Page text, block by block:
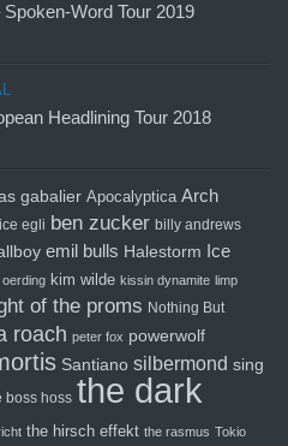
Word Tour 2019
Headlining Tour 2018
gabalier Apocalyptica Arch
egli ben zucker billy andrews
emil bulls Halestorm Ice
kim wilde kissin dynamite limp
of the proms Nothing But
roach peter fox powerwolf
Santiano silbermond sing
boss hoss the dark
the hirsch effekt the rasmus Tokio